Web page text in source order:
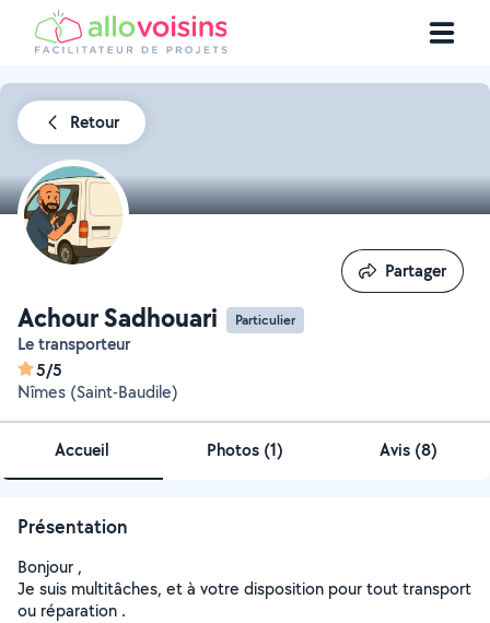
Retour
Achour Sadhouari Particulier
Le transporteur
5/5
Nîmes (Saint-Baudile)
Partager
Partager
Accueil Photos (1) Avis (8)
Présentation
Bonjour ,
Je suis multitâches, et à votre disposition pour tout transport
ou réparation .